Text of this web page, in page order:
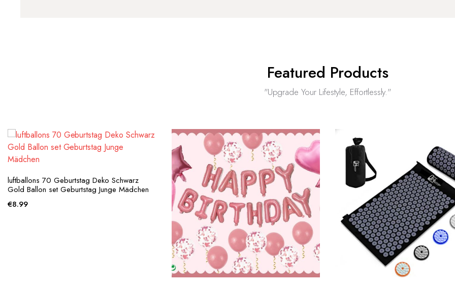
Featured Products
"Upgrade Your Lifestyle, Effortlessly."
luftballons 70 Geburtstag Deko Schwarz
Gold Ballon set Geburtstag Junge Mädchen
€8.99